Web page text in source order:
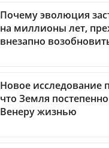
Почему эволюция
на миллионы лет,
внезапно
Новое исследование
что Земля постепенно
Венеру жизнью